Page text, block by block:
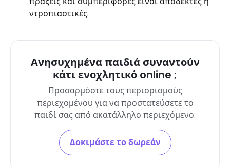
ντροπιαστικές.
Ανησυχημένα παιδιά συναντούν
κάτι ενοχλητικό online ;
Προσαρμόστε τους περιορισμούς
περιεχομένου για να προστατεύσετε το
παιδί σας από ακατάλληλο περιεχόμενο.
Δοκιμάστε το δωρεάν